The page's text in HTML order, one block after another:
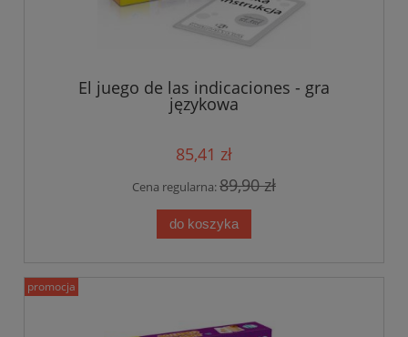
El juego de las indicaciones - gra
językowa
85,41 zł
Cena regularna:89,90 zł
do koszyka
promocja